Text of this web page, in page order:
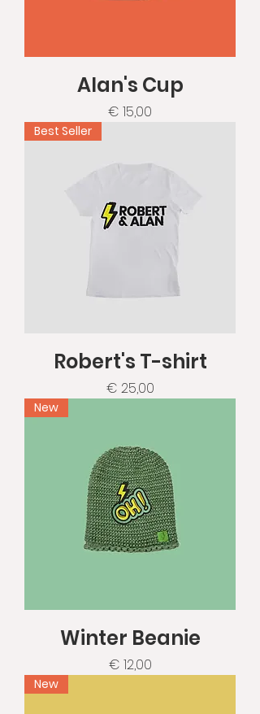
Alan's Cup
Prijs
€ 15,00
Best Seller
Robert's T-shirt
Prijs
€ 25,00
New
Winter Beanie
Prijs
€ 12,00
New